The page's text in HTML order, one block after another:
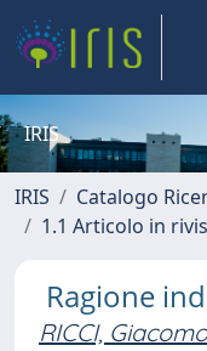
IRIS
IRIS Catalogo
1.1 Articolo in
Ragione
RICCI, Giacomo